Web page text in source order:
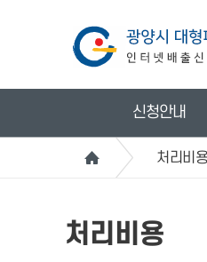
신청안내
처리비용
처리비용